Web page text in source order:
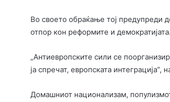
Во своето обраќање тој предупреди
отпор кон реформите и демократијата.
„Антиевропските сили се
ја спречат, европската интеграција”,
Домашниот национализам,